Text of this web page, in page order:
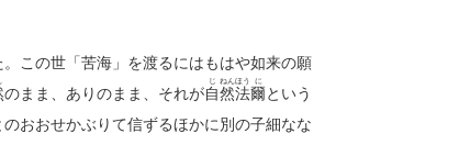
この世「苦海」を渡るにはもはや如来の願
のまま、ありのまま、それが自
じ
然
ねん
法
ほう
爾
に
という
おおせかぶりて信ずるほかに別の子細なな